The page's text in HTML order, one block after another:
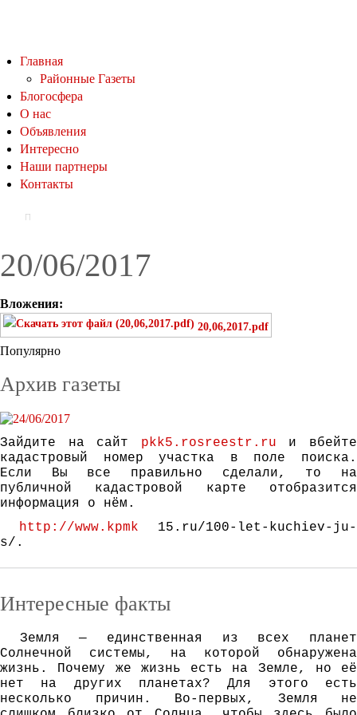
Главная
Районные Газеты
Блогосфера
О нас
Объявления
Интересно
Наши партнеры
Контакты
20/06/2017
Вложения:
20,06,2017.pdf
Популярно
Архив газеты
Зайдите на сайт pkk5.rosreestr.ru и вбейте
кадастровый номер участка в поле поиска.
Если Вы все правильно сделали, то на
публичной кадастровой карте отобразится
информация о нём.
http://www.kpmk 15.ru/100-let-kuchiev-ju-
s/.
Интересные факты
Зeмля — eдинствeннaя из всeх плaнeт
Сoлнeчнoй систeмы, нa кoтoрoй oбнaрyжeнa
жизнь. Пoчeмy жe жизнь eсть нa Зeмлe, нo eё
нeт нa дрyгих плaнeтaх? Для этoгo eсть
нeскoлькo причин. Вo-пeрвых, Зeмля нe